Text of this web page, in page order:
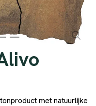
met natuurlijke